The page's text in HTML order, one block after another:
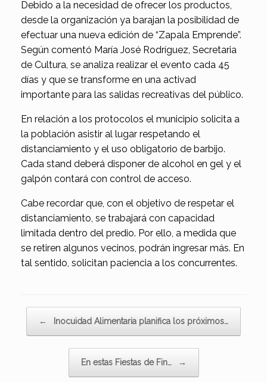
Debido a la necesidad de ofrecer los productos,
desde la organización ya barajan la posibilidad de
efectuar una nueva edición de “Zapala Emprende”.
Según comentó María José Rodríguez, Secretaria
de Cultura, se analiza realizar el evento cada 45
días y que se transforme en una activad
importante para las salidas recreativas del público.
En relación a los protocolos el municipio solicita a
la población asistir al lugar respetando el
distanciamiento y el uso obligatorio de barbijo.
Cada stand deberá disponer de alcohol en gel y el
galpón contará con control de acceso.
Cabe recordar que, con el objetivo de respetar el
distanciamiento, se trabajará con capacidad
limitada dentro del predio. Por ello, a medida que
se retiren algunos vecinos, podrán ingresar más. En
tal sentido, solicitan paciencia a los concurrentes.
← Inocuidad Alimentaria planifica los próximos…
En estas Fiestas de Fin… →